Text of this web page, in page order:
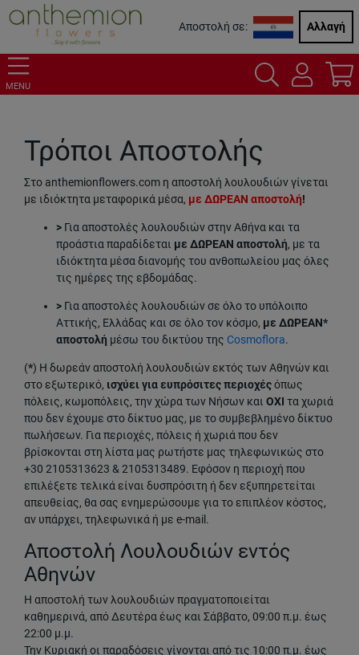
Αποστολή σε: Αλλαγή
MENU
Τρόποι Αποστολής
Στο anthemionflowers.com η αποστολή λουλουδιών γίνεται
με ιδιόκτητα μεταφορικά μέσα, με ΔΩΡΕΑΝ αποστολή!
> Για αποστολές λουλουδιών στην Αθήνα και τα
προάστια παραδίδεται με ΔΩΡΕΑΝ αποστολή, με τα
ιδιόκτητα μέσα διανομής του ανθοπωλείου μας όλες
τις ημέρες της εβδομάδας.
> Για αποστολές λουλουδιών σε όλο το υπόλοιπο
Αττικής, Ελλάδας και σε όλο τον κόσμο, με ΔΩΡΕΑΝ*
αποστολή μέσω του δικτύου της Cosmoflora.
(*) Η δωρεάν αποστολή λουλουδιών εκτός των Αθηνών και
στο εξωτερικό, ισχύει για ευπρόσιτες περιοχέςόπως
πόλεις, κωμοπόλεις, την χώρα των Νήσων και ΟΧΙ τα χωριά
που δεν έχουμε στο δίκτυο μας, με το συμβεβλημένο δίκτυο
πωλήσεων. Για περιοχές, πόλεις ή χωριά που δεν
βρίσκονται στη λίστα μας ρωτήστε μας τηλεφωνικώς στο
+30 2105313623 & 2105313489. Εφόσον η περιοχή που
επιλέξετε τελικά είναι δυσπρόσιτη ή δεν εξυπηρετείται
απευθείας, θα σας ενημερώσουμε για το επιπλέον κόστος,
αν υπάρχει, τηλεφωνικά ή με e-mail.
Αποστολή Λουλουδιών εντός
Αθηνών
Η αποστολή των λουλουδιών πραγματοποιείται
καθημερινά, από Δευτέρα έως και Σάββατο, 09:00 π.μ. έως
22:00 μ.μ.
Την Κυριακή οι παραδόσεις γίνονται από τις 10:00 π.μ. έως